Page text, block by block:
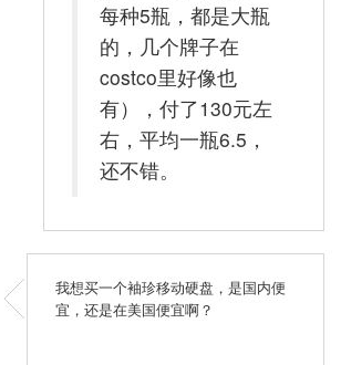
每种5瓶，都是大瓶
的，几个牌子在
costco里好像也
有），付了130元左
右，平均一瓶6.5，
还不错。
我想买一个袖珍移动硬盘，是国内便
宜，还是在美国便宜啊？